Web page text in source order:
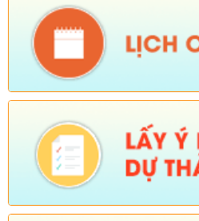
01/2025/QĐ-UBND ngày 01 tháng
nhân dân xã ban hành quy chế
xã Dào San, nhiệm kỳ 2021-2026)
Ngày ban hành: (06/02/2026)
Ngày ban hành: (23/01/2026)
Tên: (Kế hoạch triển khai thực
San năm 2025 thuộc Chương trình
2025)